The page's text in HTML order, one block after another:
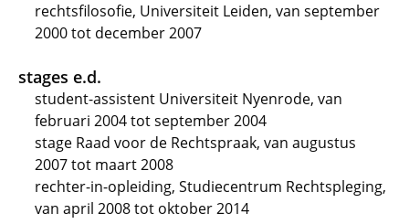
rechtsfilosofie, Universiteit Leiden, van september
2000 tot december 2007
stages e.d.
student-assistent Universiteit Nyenrode, van
februari 2004 tot september 2004
stage Raad voor de Rechtspraak, van augustus
2007 tot maart 2008
rechter-in-opleiding, Studiecentrum Rechtspleging,
van april 2008 tot oktober 2014